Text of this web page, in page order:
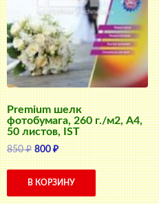
Premium шелк
фотобумага, 260 г./м2, A4,
50 листов, IST
850₽ Первоначальная
цена
составляла
800₽Текущая
цена:
800 ₽.
В КОРЗИНУ